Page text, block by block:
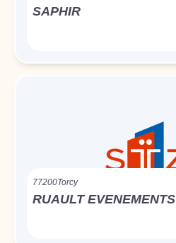
SAPHIR
77200Torcy
RUAULT EVENEMENTS